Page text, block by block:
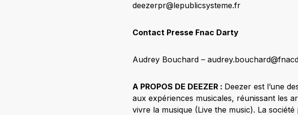
deezerpr@lepublicsysteme.fr
Contact Presse Fnac Darty
Audrey Bouchard –
A PROPOS DE DEEZER : Deezer est l’une
aux expériences musicales, réunissant les
vivre la musique (Live the music). La